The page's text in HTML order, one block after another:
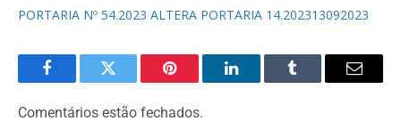
PORTARIA Nº 54.2023 ALTERA PORTARIA 14.202313092023
FacebookTwitter Pinterest LinkedInTumblr Email
Comentários estão fechados.